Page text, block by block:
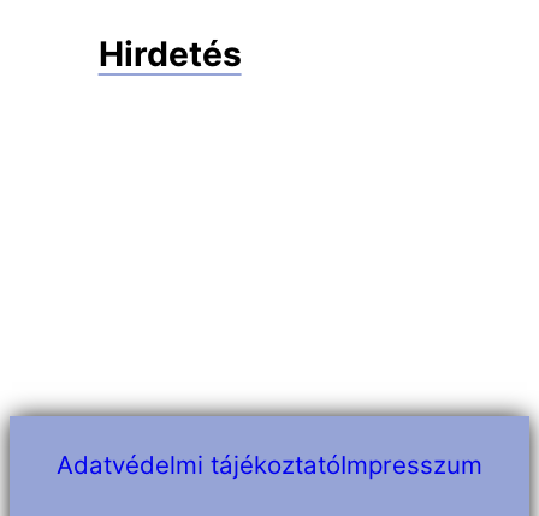
Hirdetés
Adatvédelmi tájékoztatóImpresszum